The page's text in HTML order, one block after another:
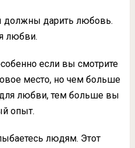
должны дарить любовь.
любви.
если вы смотрите
место, но чем больше
любви, тем больше вы
опыт.
людям. Этот